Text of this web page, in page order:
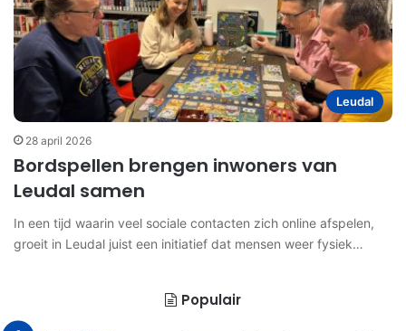
Leudal
28 april 2026
Bordspellen brengen inwoners van
Leudal samen
In een tijd waarin veel sociale contacten zich online afspelen,
groeit in Leudal juist een initiatief dat mensen weer fysiek…
Populair